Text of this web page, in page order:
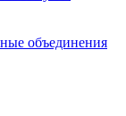
объединения